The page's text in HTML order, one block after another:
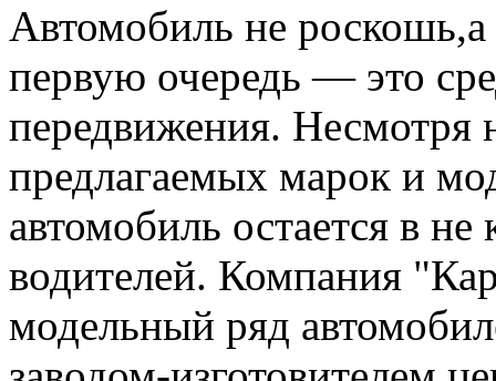
Автомобиль не
первую очередь — это
передвижения.
предлагаемых марок и
автомобиль остается в
водителей. Компания
модельный ряд